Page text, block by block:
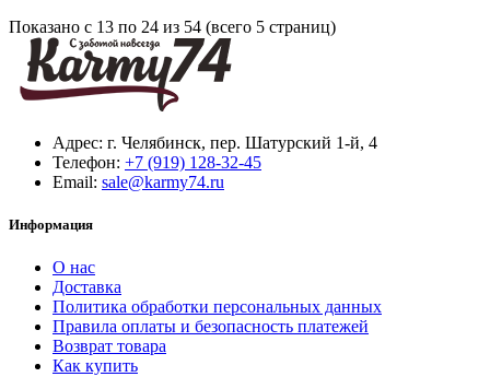
Показано с 13 по 24 из 54 (всего 5 страниц)
Адрес: г. Челябинск, пер. Шатурский 1-й, 4
Телефон: +7 (919) 128-32-45
Email: sale@karmy74.ru
Информация
О нас
Доставка
Политика обработки персональных данных
Правила оплаты и безопасность платежей
Возврат товара
Как купить